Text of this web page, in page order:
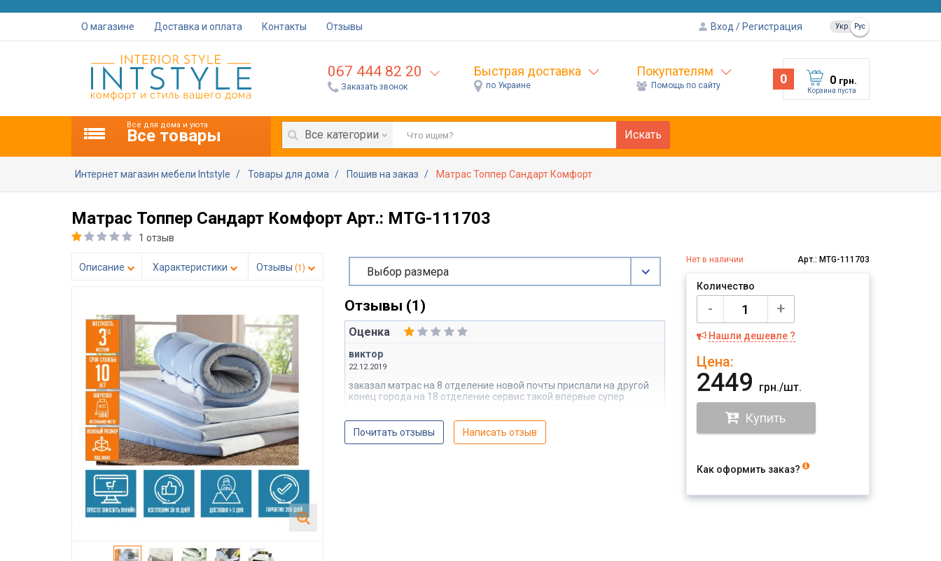
О магазине Доставка и оплата Контакты Отзывы Вход Регистрация Укр Рус
067 444 82 20
Заказать звонок
Быстрая доставка
по Украине
Покупателям
Помощь по сайту 0 0 грн.
Корзина пуста
Все для дома и уюта
Все товары Все категории Искать
Интернет магазин мебели Intstyle Товары для дома Пошив на заказ Матрас Топпер Сандарт Комфорт
Матрас Топпер Сандарт Комфорт Арт.: MTG-111703
1 отзыв
Описание Характеристики Отзывы (1) Выбор размера
Отзывы (1)
Оценка
виктор
22.12.2019
заказал матрас на 8 отделение новой почты прислали на другой
конец города на 18 отделение сервис такой впервые супер
Почитать отзывы Написать отзыв
Нет в наличии Арт.: MTG-111703
Количество
- +
Нашли дешевле ?
Цена:
2449 грн./шт.
Купить
Как оформить заказ?